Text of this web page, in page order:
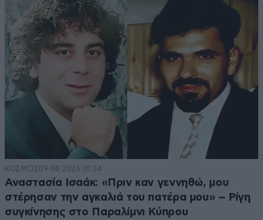
ΚΟΣΜΟΣ09·08·2026 01:24
Αναστασία Ισαάκ: «Πριν καν γεννηθώ, μου
στέρησαν την αγκαλιά του πατέρα μου» – Ρίγη
συγκίνησης στο Παραλίμνι Κύπρου